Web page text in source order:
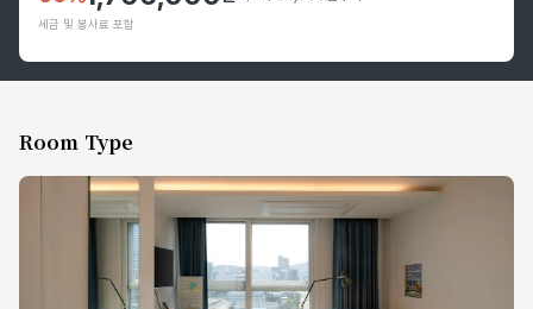
세금 및 봉사료 포함
Room Type